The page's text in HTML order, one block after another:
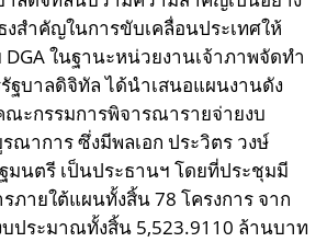
งสำคัญในการขับเคลื่อนประเทศให้
DGA ในฐานะหน่วยงานเจ้าภาพจัดทำ
บาลดิจิทัล ได้นำเสนอแผนงานดัง
ะกรรมการพิจารณารายจ่ายงบ
าการ ซึ่งมีพลเอก ประวิตร วงษ์
มนตรี เป็นประธานฯ โดยที่ประชุมมี
ภายใต้แผนทั้งสิ้น 78 โครงการ จาก
ประมาณทั้งสิ้น 5,523.9110 ล้านบาท